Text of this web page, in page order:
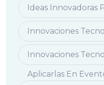
Ideas Innovadoras
Innovaciones
Innovaciones
Aplicarlas En